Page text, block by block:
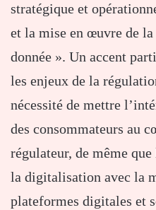
stratégique et
et la mise en œuvre de
donnée ». Un accent
les enjeux de la
nécessité de mettre
des consommateurs au
régulateur, de même
la digitalisation avec la
plateformes digitales et